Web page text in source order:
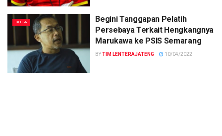
BOLA
Begini Tanggapan Pelatih
Persebaya Terkait Hengkangnya
Marukawa ke PSIS Semarang
BYTIM LENTERAJATENG 10/04/2022